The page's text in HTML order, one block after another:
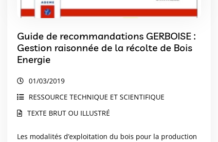
Guide de recommandations GERBOISE :
Gestion raisonnée de la récolte de Bois
Energie
01/03/2019
RESSOURCE TECHNIQUE ET SCIENTIFIQUE
TEXTE BRUT OU ILLUSTRÉ
Les modalités d’exploitation du bois pour la production